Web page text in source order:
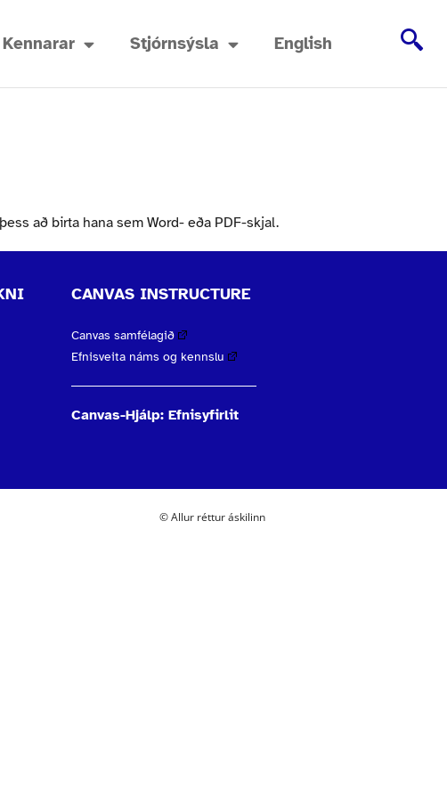
Kennarar Stjórnsýsla English
að birta hana sem Word- eða PDF-skjal.
CANVAS INSTRUCTURE
Canvas samfélagið
Efnisveita náms og kennslu
Canvas-Hjálp: Efnisyfirlit
© Allur réttur áskilinn